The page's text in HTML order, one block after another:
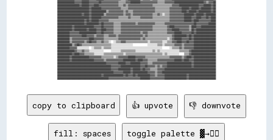
██████████████▓▓▓▓▓▓██████▓▓▓▓▓▓▓▓██▓▓▓▓▓▓▓▓▓▓▓▓▓▓▒▒▒▒▒▒▓▓▓▓████████▓▓▓▓▓▓▓▓▓▓▓▓▓▓▒▒▒▒▒▒▓▓▓▓▓▓▓▓████████████████████████▓▓▒▒▓▓▓▓██
██████████████████▓▓██████▓▓▓▓████▓▓▓▓▓▓▓▓▓▓▓▓▓▓▓▓▒▒▒▒▓▓▒▒▓▓▓▓▓▓▓▓▓▓▓▓▓▓▓▓▓▓▓▓▒▒▒▒▒▒▒▒▒▒▒▒▒▒▒▒▓▓▓▓▓▓████████████████▓▓▓▓██████▓▓██
██████████████████████████▓▓████████▓▓▓▓▓▓▓▓▓▓▓▓▓▓▓▓▒▒▒▒▒▒▓▓▓▓▓▓▓▓▓▓▓▓▓▓▓▓▓▓▓▓▓▓▒▒▒▒▒▒▒▒▒▒▒▒▓▓▓▓▓▓▓▓▓▓██████▓▓██████▓▓████████▓▓██
██████████████████████████▓▓████████████▒▒▓▓▓▓▓▓▓▓▓▓▓▓▒▒▓▓▒▒▒▒▓▓▓▓▓▓▓▓▓▓▓▓▓▓▓▓▓▓▒▒▒▒▒▒▒▒▒▒▒▒▓▓▓▓▓▓▓▓▓▓████▓▓██████▓▓██████████▓▓██
████████████████████▓▓████▓▓██████████▒▒▓▓▓▓▓▓▓▓▓▓▓▓▓▓▒▒▓▓▓▓▒▒▓▓▓▓▓▓▓▓▓▓▓▓▓▓▓▓▒▒▒▒▓▓▒▒░░▒▒▒▒▓▓▓▓▓▓▓▓▓▓▓▓████████▓▓██████▓▓████████
██████████████████████████▓▓████████▓▓▓▓▓▓▓▓▓▓▓▓▓▓▒▒▒▒▒▒▒▒▓▓▒▒▒▒▒▒▒▒▓▓▓▓▓▓▓▓▓▓▒▒▒▒▒▒▒▒▒▒▒▒▒▒▓▓▓▓▓▓▓▓▓▓▓▓██████▓▓▓▓████▓▓▓▓██▓▓████
██████████████████████▓▓██▓▓██████▓▓▓▓▓▓▓▓▒▒▒▒▒▒▒▒▒▒▒▒▒▒▒▒▒▒▒▒▒▒▒▒▒▒▒▒▒▒▒▒▒▒▒▒▒▒▒▒▒▒▒▒▒▒▒▒▒▒▓▓▓▓▓▓▓▓▓▓▓▓██████▓▓████▓▓▓▓▓▓▓▓▓▓████
██████████████████████▓▓██████████▓▓██▓▓▓▓▓▓▓▓▒▒▒▒▒▒▓▓▓▓▓▓▓▓▓▓▓▓▒▒▓▓▓▓▓▓▓▓▓▓▓▓▓▓▒▒▒▒▒▒▒▒▓▓▓▓▓▓▓▓▓▓▓▓▓▓▓▓▓▓▓▓▓▓▓▓██▓▓▓▓▓▓▓▓▓▓██████
████████████▓▓████████████████▓▓▓▓▓▓██▓▓▓▓▓▓▓▓▒▒▒▒▒▒▓▓▓▓▓▓▓▓▓▓▓▓▓▓▓▓▓▓▓▓▓▓▓▓▓▓▒▒▒▒▒▒▒▒▒▒▒▒▓▓████▓▓▓▓▓▓▓▓▓▓▓▓▒▒████▓▓▓▓████████████
████████████▓▓██████████▓▓██████▓▓▓▓████▓▓▓▓▓▓▒▒▒▒▒▒▓▓▓▓▓▓▓▓▓▓▓▓▓▓▓▓▓▓▓▓▓▓▓▓▓▓▒▒▒▒▒▒▒▒▒▒▒▒▓▓▓▓██████▓▓▓▓▓▓▓▓▒▒██▓▓████████████████
██████████▓▓▓▓▓▓▓▓██████████████▓▓▓▓██▓▓▓▓▓▓▓▓▒▒▒▒▒▒▓▓▓▓▓▓▓▓▓▓▓▓▓▓▓▓▒▒▓▓▓▓▒▒▒▒▒▒▒▒▒▒▒▒▒▒▒▒▓▓▓▓▓▓██████▓▓▓▓▓▓▓▓██▓▓████████████████
██████████▓▓▓▓▓▓▓▓▓▓████▓▓▓▓▓▓▒▒▓▓▓▓▓▓▒▒▒▒▓▓▓▓▓▓▒▒▓▓▓▓▓▓▓▓▓▓▓▓▓▓▓▓▓▓▓▓▒▒▓▓▒▒▒▒▒▒▒▒▒▒▒▒▒▒▒▒▒▒▒▒▓▓██████████▓▓██▓▓██████████████████
██████████▒▒▓▓▓▓▓▓▓▓▓▓▓▓▓▓████▓▓▓▓▓▓▓▓▒▒▒▒▒▒▒▒▒▒▒▒▓▓▓▓▓▓▓▓▓▓▓▓▓▓▓▓▓▓▒▒▓▓▒▒▒▒▒▒▒▒▒▒▒▒▒▒▒▒▒▒░░▒▒▓▓██████▓▓▓▓▓▓██▓▓██████████████████
██████████▒▒▓▓▓▓▓▓▓▓▓▓▒▒▓▓██▓▓▓▓▒▒▒▒▓▓▒▒▒▒░░  ░░▒▒▒▒▓▓▓▓▒▒▒▒▒▒▒▒▒▒▒▒▒▒▒▒▒▒░░▒▒▒▒▒▒▒▒▒▒░░░░▒▒▒▒▓▓▓▓████▓▓▓▓██▓▓▓▓██████████████████
████████████▒▒▓▓██▓▓▒▒▒▒▒▒▒▒▒▒▒▒▒▒▒▒▒▒▒▒▒▒▒▒░░░░░░░░░░░░░░░░░░            ░░░░░░░░▒▒▒▒░░▒▒▒▒▒▒▒▒▓▓▓▓▓▓▒▒▓▓▓▓▓▓▓▓██████████████████
██████████▓▓▓▓▓▓░░░░░░░░░░  ░░▒▒▒▒▒▒░░▒▒▒▒▒▒░░░░░░░░░░░░░░░░░░░░░░░░░░░░░░░░░░░░░░░░░░      ░░▒▒▒▒▒▒▓▓▒▒▓▓▓▓▓▓▓▓██████████████████
██████████████▓▓▒▒▒▒▓▓▒▒▒▒░░░░░░░░░░░░      ░░░░░░░░▒▒▒▒▒▒▒▒▒▒▒▒░░░░░░░░░░░░░░▒▒░░▒▒░░░░░░░░░░░░░░░░▒▒▒▒▒▒▒▒▓▓████████████████████
████████████▓▓████▓▓▓▓▒▒▒▒▒▒▒▒░░░░░░░░▒▒▒▒▒▒▒▒▒▒▒▒▒▒▒▒░░▒▒▒▒▒▒▒▒▒▒▒▒▒▒▒▒▒▒▒▒▒▒▒▒▒▒▒▒▒▒░░▒▒░░░░░░░░░░    ▒▒▒▒▓▓████████████████████
██████████▓▓██████████████▓▓▓▓▓▓▓▓▓▓▒▒▒▒▒▒▒▒▒▒░░▒▒▓▓▓▓▓▓▓▓██████▓▓▓▓▓▓▓▓▒▒▒▒▒▒▒▒▒▒▒▒▒▒▒▒▒▒▒▒▓▓▓▓▓▓▓▓▓▓▒▒▓▓████▓▓██████████████████
██████████▓▓██████████████████▓▓▓▓▓▓▓▓▒▒▓▓▓▓▓▓▓▓▓▓▓▓▓▓██████████▓▓████▓▓▓▓▒▒▒▒▒▒▒▒▓▓▓▓▓▓▓▓▓▓▓▓▓▓██████▓▓████▓▓▓▓██████████████████
████████████████████████████████████████▓▓▓▓▓▓▓▓▓▓██████▓▓▓▓████████▓▓▓▓▓▓▒▒▒▒▓▓▓▓▓▓▓▓▓▓▓▓████████████████████▓▓██████████████████
████████████████████████████████████████████▓▓▓▓▓▓▓▓████████████████▓▓▓▓██▓▓▓▓▓▓▒▒▓▓▒▒▓▓▓▓████████████████████▓▓██████████████████
████████████████████████████████████████████▓▓▓▓▓▓██████████▓▓██████▓▓██▓▓▓▓▒▒▒▒▒▒▓▓▓▓▓▓██████████████████████████████████████████
██████████████████████████████████████████████▓▓▓▓▓▓▓▓██████▓▓████████████▓▓▓▓▓▓▒▒▓▓▓▓████████████████████████████████████████████
████████████████████████████████████▓▓████████████████▓▓██▓▓▓▓██▓▓██████████▓▓▓▓▒▒▓▓▓▓▓▓██████████████████▓▓██████████████████████
copy to clipboard 👍 upvote 👎 downvote
fill: spaces toggle palette ▓→✊🏽